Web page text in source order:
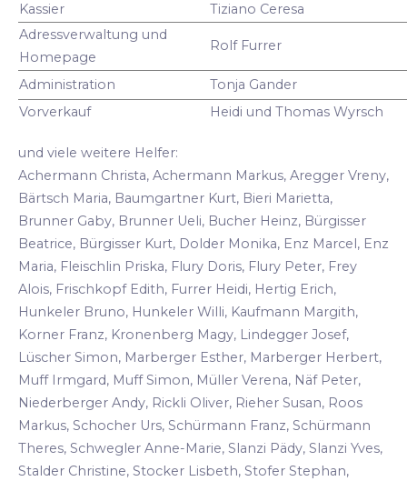
Kassier
Tiziano Ceresa
Adressverwaltung und
Homepage
Rolf Furrer
Administration
Tonja Gander
Vorverkauf
Heidi und Thomas Wyrsch
und viele weitere Helfer:
Achermann Christa, Achermann Markus, Aregger Vreny,
Bärtsch Maria, Baumgartner Kurt, Bieri Marietta,
Brunner Gaby, Brunner Ueli, Bucher Heinz, Bürgisser
Beatrice, Bürgisser Kurt, Dolder Monika, Enz Marcel, Enz
Maria, Fleischlin Priska, Flury Doris, Flury Peter, Frey
Alois, Frischkopf Edith, Furrer Heidi, Hertig Erich,
Hunkeler Bruno, Hunkeler Willi, Kaufmann Margith,
Korner Franz, Kronenberg Magy, Lindegger Josef,
Lüscher Simon, Marberger Esther, Marberger Herbert,
Muff Irmgard, Muff Simon, Müller Verena, Näf Peter,
Niederberger Andy, Rickli Oliver, Rieher Susan, Roos
Markus, Schocher Urs, Schürmann Franz, Schürmann
Theres, Schwegler Anne-Marie, Slanzi Pädy, Slanzi Yves,
Stalder Christine, Stocker Lisbeth, Stofer Stephan,